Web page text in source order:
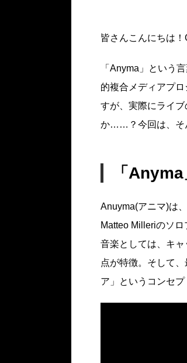
皆さんこんにちは！
「Anyma」という
的複合メディアプ
すが、実際にライ
か……？今回は、そ
「
Anuyma(アニマ)は
Matteo Milleriのソロ
音楽としては、キ
点が特徴。そして
ア」というコンセプ